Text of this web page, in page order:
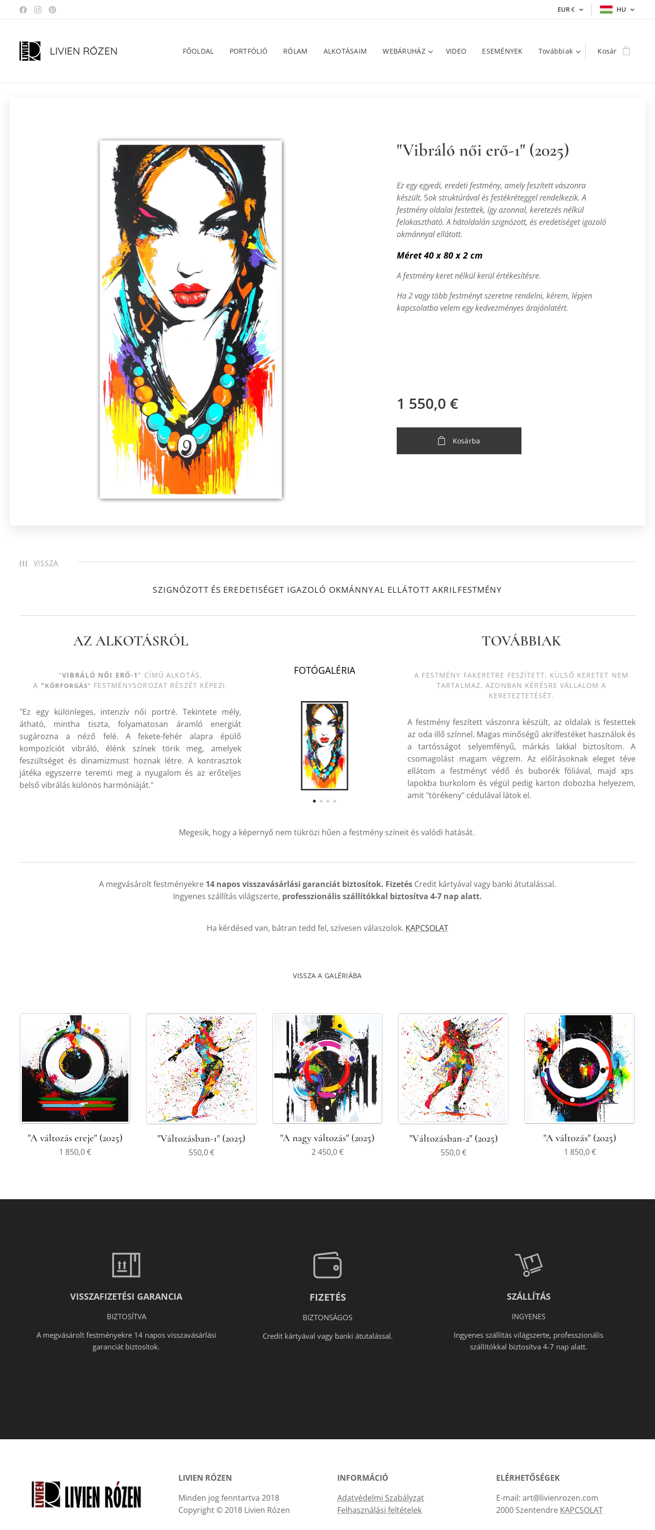
EUR€ HU
LIVIEN RÓZEN FŐOLDAL PORTFÓLIÓ RÓLAM ALKOTÁSAIM WEBÁRUHÁZ VIDEO ESEMÉNYEK Továbbiak Kosár
"Vibráló női erő-1" (2025)
Ez egy egyedi, eredeti festmény, amely feszített vászonra
készült. Sok struktúrával és festékréteggel rendelkezik. A
festmény oldalai festettek, így azonnal, keretezés nélkül
felakasztható. A hátoldalán szignózott, és eredetiséget igazoló
okmánnyal ellátott.
Méret 40 x 80 x 2 cm
A festmény keret nélkül kerül értékesítésre.
Ha 2 vagy több festményt szeretne rendelni, kérem, lépjen
kapcsolatba velem egy kedvezményes árajánlatért.
1 550,0 €
Kosárba
((( VISSZA
SZIGNÓZOTT ÉS EREDETISÉGET IGAZOLÓ OKMÁNNYAL ELLÁTOTT AKRILFESTMÉNY
AZ ALKOTÁSRÓL
"VIBRÁLÓ NŐI ERŐ-1 " CÍMŰ ALKOTÁS,
A "KÖRFORGÁS" FESTMÉNYSOROZAT RÉSZÉT KÉPEZI.
"Ez egy különleges, intenzív női portré. Tekintete mély,
átható, mintha tiszta, folyamatosan áramló energiát
sugározna a néző felé. A fekete-fehér alapra épülő
kompozíciót vibráló, élénk színek törik meg, amelyek
feszültséget és dinamizmust hoznak létre. A kontrasztok
játéka egyszerre teremti meg a nyugalom és az erőteljes
belső vibrálás különös harmóniáját."
FOTÓGALÉRIA
TOVÁBBIAK
A FESTMÉNY FAKERETRE FESZÍTETT, KÜLSŐ KERETET NEM
TARTALMAZ, AZONBAN KÉRÉSRE VÁLLALOM A
KERETEZTETÉSÉT.
A festmény feszített vászonra készült, az oldalak is festettek
az oda illő színnel. Magas minőségű akrilfestéket használok és
a tartósságot selyemfényű, márkás lakkal biztosítom. A
csomagolást magam végzem. Az előírásoknak eleget téve
ellátom a festményt védő és buborék fóliával, majd xps
lapokba burkolom és végül pedig karton dobozba helyezem,
amit "törékeny" cédulával látok el.
Megesik, hogy a képernyő nem tükrözi hűen a festmény színeit és valódi hatását.
A megvásárolt festményekre 14 napos visszavásárlási garanciát biztosítok. Fizetés Credit kártyával vagy banki átutalással.
Ingyenes szállítás világszerte, professzionális szállítókkal biztosítva 4-7 nap alatt.
Ha kérdésed van, bátran tedd fel, szívesen válaszolok. KAPCSOLAT
VISSZA A GALÉRIÁBA
"A változás ereje" (2025)
1 850,0€
"Változásban-1" (2025)
550,0€
"A nagy változás" (2025)
2 450,0€
"Változásban-2" (2025)
550,0€
"A változás" (2025)
1 850,0€
VISSZAFIZETÉSI GARANCIA
BIZTOSÍTVA
A megvásárolt festményekre 14 napos visszavásárlási
garanciát biztosítok.
FIZETÉS
BIZTONSÁGOS
Credit kártyával vagy banki átutalással.
.
SZÁLLÍTÁS
INGYENES
Ingyenes szállítás világszerte, professzionális
szállítókkal biztosítva 4-7 nap alatt.
LIVIEN RÓZEN
Minden jog fenntartva 2018
Copyright © 2018 Livien Rózen
INFORMÁCIÓ
Adatvédelmi Szabályzat
Felhasználási feltételek
ELÉRHETŐSÉGEK
E-mail: art@livienrozen.com
2000 Szentendre KAPCSOLAT